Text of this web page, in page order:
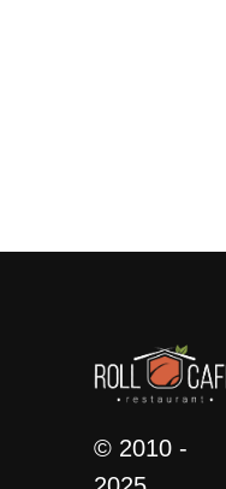
© 2010 -